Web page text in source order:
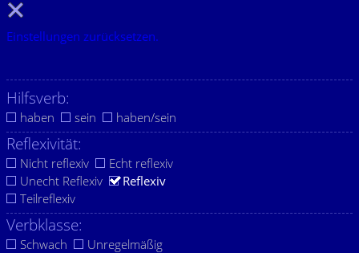
Einstellungen zurücksetzen.
Hilfsverb:
haben sein haben/sein
Reflexivität:
Nicht reflexiv
Echt reflexiv
Unecht Reflexiv
Reflexiv
Teilreflexiv
Verbklasse:
Schwach
Unregelmäßig